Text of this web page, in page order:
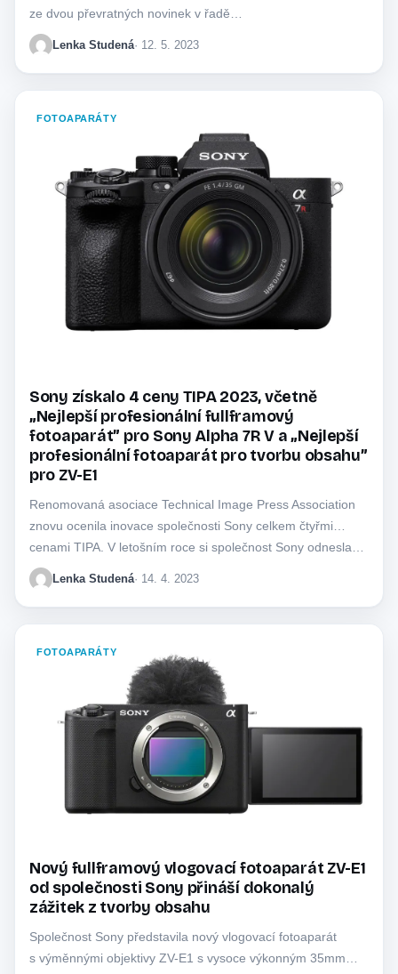
ze dvou převratných novinek v řadě…
Lenka Studená· 12. 5. 2023
FOTOAPARÁTY
Sony získalo 4 ceny TIPA 2023, včetně
„Nejlepší profesionální fullframový
fotoaparát” pro Sony Alpha 7R V a „Nejlepší
profesionální fotoaparát pro tvorbu obsahu”
pro ZV-E1
Renomovaná asociace Technical Image Press Association
znovu ocenila inovace společnosti Sony celkem čtyřmi
cenami TIPA. V letošním roce si společnost Sony odnesla…
Lenka Studená· 14. 4. 2023
FOTOAPARÁTY
Nový fullframový vlogovací fotoaparát ZV-E1
od společnosti Sony přináší dokonalý
zážitek z tvorby obsahu
Společnost Sony představila nový vlogovací fotoaparát
s výměnnými objektivy ZV-E1 s vysoce výkonným 35mm